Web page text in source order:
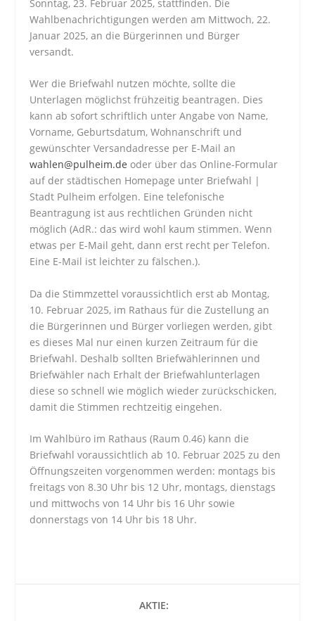
Sonntag, 23. Februar 2025, stattfinden. Die
Wahlbenachrichtigungen werden am Mittwoch, 22.
Januar 2025, an die Bürgerinnen und Bürger
versandt.
Wer die Briefwahl nutzen möchte, sollte die
Unterlagen möglichst frühzeitig beantragen. Dies
kann ab sofort schriftlich unter Angabe von Name,
Vorname, Geburtsdatum, Wohnanschrift und
gewünschter Versandadresse per E-Mail an
wahlen@pulheim.de oder über das Online-Formular
auf der städtischen Homepage unter Briefwahl |
Stadt Pulheim erfolgen. Eine telefonische
Beantragung ist aus rechtlichen Gründen nicht
möglich (AdR.: das wird wohl kaum stimmen. Wenn
etwas per E-Mail geht, dann erst recht per Telefon.
Eine E-Mail ist leichter zu fälschen.).
Da die Stimmzettel voraussichtlich erst ab Montag,
10. Februar 2025, im Rathaus für die Zustellung an
die Bürgerinnen und Bürger vorliegen werden, gibt
es dieses Mal nur einen kurzen Zeitraum für die
Briefwahl. Deshalb sollten Briefwählerinnen und
Briefwähler nach Erhalt der Briefwahlunterlagen
diese so schnell wie möglich wieder zurückschicken,
damit die Stimmen rechtzeitig eingehen.
Im Wahlbüro im Rathaus (Raum 0.46) kann die
Briefwahl voraussichtlich ab 10. Februar 2025 zu den
Öffnungszeiten vorgenommen werden: montags bis
freitags von 8.30 Uhr bis 12 Uhr, montags, dienstags
und mittwochs von 14 Uhr bis 16 Uhr sowie
donnerstags von 14 Uhr bis 18 Uhr.
AKTIE: